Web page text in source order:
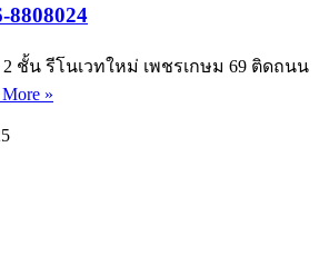
8808024
ชั้น รีโนเวทใหม่ เพชรเกษม 69 ติดถนน
»